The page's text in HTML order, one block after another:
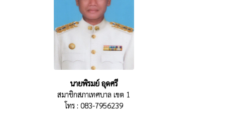
นายพิรมย์ อุดศรี
สมาชิกสภาเทศบาล เขต 1
โทร : 083-7956239